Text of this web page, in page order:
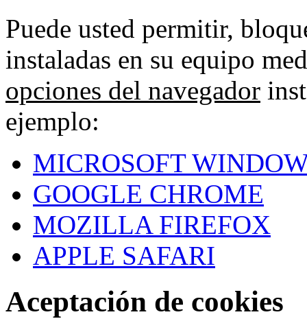
Puede usted permitir,
instaladas en su equipo
opciones del navegador
ejemplo:
MICROSOFT
GOOGLE CHROME
MOZILLA FIREFOX
APPLE SAFARI
Aceptación de cookies